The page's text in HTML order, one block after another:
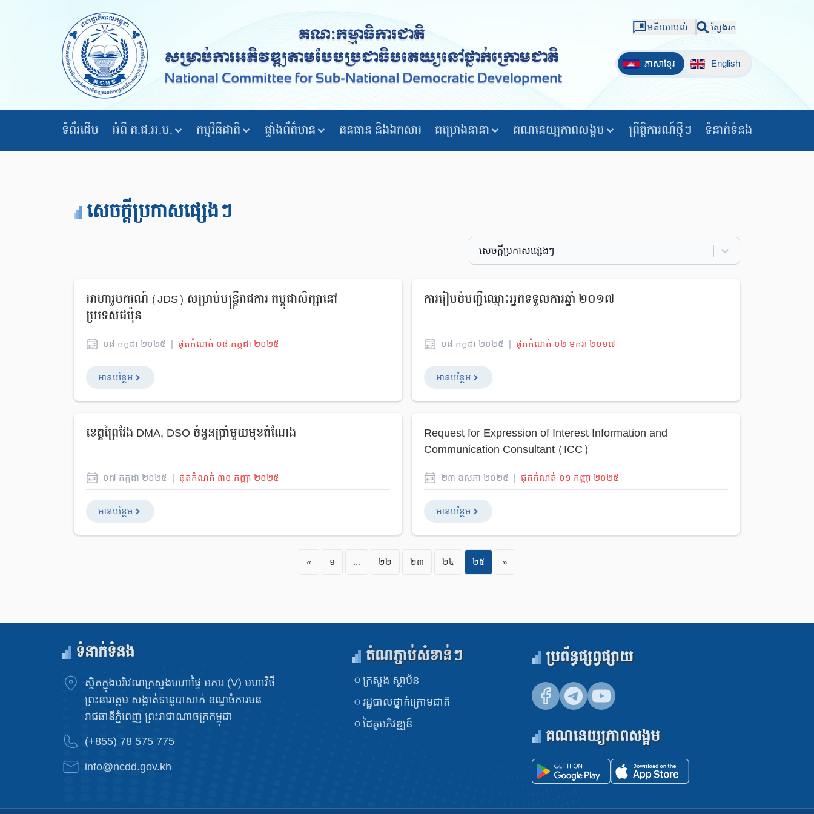
មតិយោបល់ ស្វែងរក
ភាសាខ្មែរ English
ទំព័រដើម អំពី គ.ជ.អ.ប. កម្មវិធីជាតិ ផ្ទាំងព័ត៌មាន ធនធាន និងឯកសារ គម្រោងនានា គណនេយ្យភាពសង្គម ព្រឹត្តិការណ៍ថ្មីៗ ទំនាក់ទំនង
សេចក្តីប្រកាសផ្សេងៗ
សេចក្តីប្រកាសផ្សេងៗ
អាហារូបករណ៍ (JDS) សម្រាប់មន្រ្តីរាជការ កម្ពុជាសិក្សានៅ
ប្រទេសជប៉ុន
០៨ កក្កដា ២០២៥ | ផុតកំណត់ ០៨ កក្កដា ២០២៥
អានបន្ថែម
ការរៀបចំបញ្ជីឈ្មោះអ្នកទទួលការឆ្នាំ ២០១៧
០៨ កក្កដា ២០២៥ | ផុតកំណត់ ០២ មករា ២០១៧
អានបន្ថែម
ខេត្តព្រៃវែង DMA, DSO ចំនួនប្រាំមួយមុខតំណែង
០៧ កក្កដា ២០២៥ | ផុតកំណត់ ៣០ កញ្ញា ២០២៥
អានបន្ថែម
Request for Expression of Interest Information and
Communication Consultant (ICC)
២៣ ឧសភា ២០២៥ | ផុតកំណត់ ០១ កញ្ញា ២០២៥
អានបន្ថែម
« ១ ២២ ២៣ ២៤ ២៥ »
ទំនាក់ទំនង
ស្ថិតក្នុងបរិវេណក្រសួងមហាផ្ទៃ អគារ (V) មហាវិថី
ព្រះនរោត្តម សង្កាត់ទន្លេបាសាក់ ខណ្ឌចំការមន
រាជធានីភ្នំពេញ ព្រះរាជាណាចក្រកម្ពុជា
(+855) 78 575 775
info@ncdd.gov.kh
តំណភ្ជាប់សំខាន់ៗ
ក្រសួង​ ស្ថាប័ន
រដ្ឋបាលថ្នាក់ក្រោមជាតិ
ដៃគូអភិវឌ្ឍន៍
ប្រព័ន្ធផ្សព្វផ្សាយ
គណនេយ្យភាពសង្គម